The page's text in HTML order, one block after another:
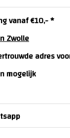
vanaf €10,- *
Zwolle
adres
mogelijk